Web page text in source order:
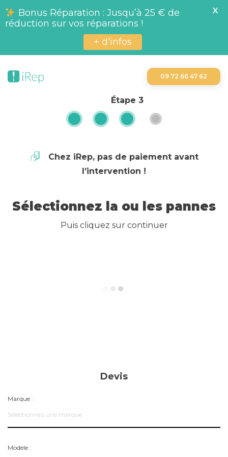
Étape 3
09 72 66 47 62
Chez iRep, pas de paiement avant
l’intervention !
Sélectionnez la ou les pannes
Puis cliquez sur continuer
Devis
Marque :
Sélectionnez une marque
Modèle :
Bonus Réparation : Jusqu’à 25 € de
réduction sur vos réparations !
+ d'infos
X